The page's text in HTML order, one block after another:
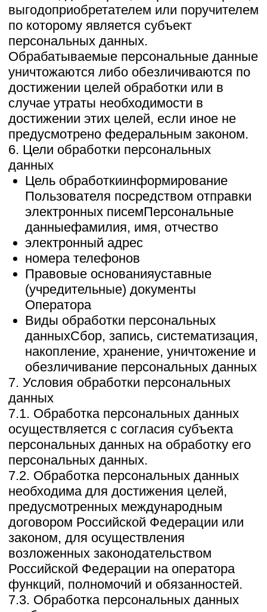
(Операторами) в соответствии с их
Пользовательским соглашением и
Политикой конфиденциальности.
Субъект персональных данных и/или с
указанными документами. Оператор не
несет ответственность за действия
третьих лиц, в том числе указанных в
настоящем пункте поставщиков услуг.
8.6. Установленные субъектом
персональных данных запреты на
передачу (кроме предоставления
доступа), а также на обработку или
условия обработки (кроме получения
доступа) персональных данных,
разрешенных для распространения, не
действуют в случаях обработки
персональных данных в
государственных, общественных и иных
публичных интересах, определенных
законодательством РФ.
8.7. Оператор при обработке
персональных данных обеспечивает
конфиденциальность персональных
данных.
8.8. Оператор осуществляет хранение
персональных данных в форме,
позволяющей определить субъекта
персональных данных, не дольше, чем
этого требуют цели обработки
персональных данных, если срок
хранения персональных данных не
установлен федеральным законом,
договором, стороной которого,
выгодоприобретателем или поручителем
по которому является субъект
персональных данных.
8.9. Условием прекращения обработки
персональных данных может являться
достижение целей обработки
персональных данных, истечение срока
действия согласия субъекта
персональных данных, отзыв согласия
субъектом персональных данных или
требование о прекращении обработки
персональных данных, а также
выявление неправомерной обработки
персональных данных.
9. Перечень действий, производимых
Оператором с полученными
персональными данными
9.1. Оператор осуществляет сбор,
запись, систематизацию, накопление,
хранение, уточнение (обновление,
изменение), извлечение, использование,